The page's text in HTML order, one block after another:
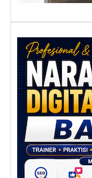
Bali: